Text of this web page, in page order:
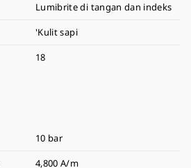
Lumibrite di tangan dan indeks
'Kulit sapi
18
10 bar
4,800 A/m